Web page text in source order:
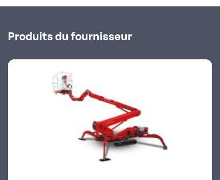
Produits du fournisseur